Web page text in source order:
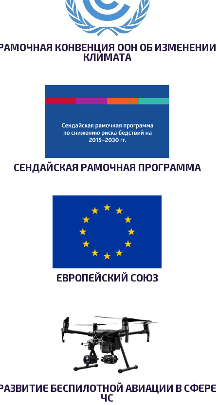
КОНВЕНЦИЯ ООН ОБ ИЗМЕНЕНИИ
КЛИМАТА
СЕНДАЙСКАЯ РАМОЧНАЯ ПРОГРАММА
ЕВРОПЕЙСКИЙ СОЮЗ
БЕСПИЛОТНОЙ АВИАЦИИ В СФЕРЕ
ЧС